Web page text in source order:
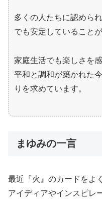
多くの人たちに認めら
でも安定していること
家庭生活でも楽しさを
平和と調和が築かれた
りを求めています。
まゆみの一言
最近『火』のカードをよ
アイディアやインスピレ